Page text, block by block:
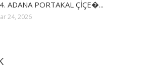
ADANA PORTAKAL ÇİÇE�...
24, 2026